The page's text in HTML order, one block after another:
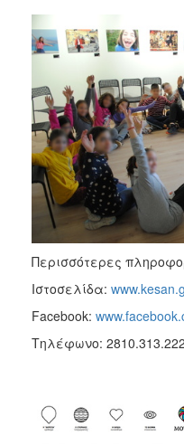
Περισσότερες
Ιστοσελίδα:
Facebook:
Τηλέφωνο: 2810.313.222